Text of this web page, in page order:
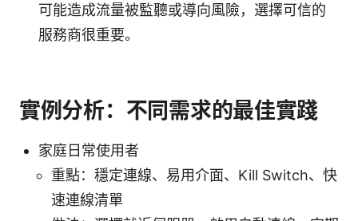
可能造成流量被監聽或導向風險，選擇可信的
服務商很重要。
實例分析：不同需求的最佳實踐
家庭日常使用者
重點：穩定連線、易用介面、Kill Switch、快
速連線清單